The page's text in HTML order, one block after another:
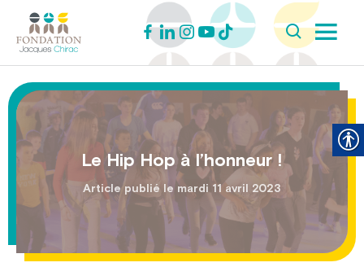
Le Hip Hop à l’honneur !
Article publié le mardi 11 avril 2023